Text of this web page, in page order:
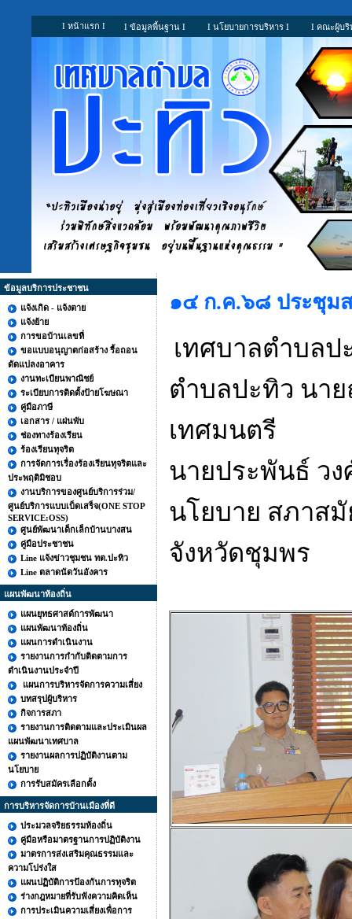
I หน้าแรก I I ข้อมูลพื้นฐาน I I นโยบายการบริหาร I I คณะผู้บริ
ข้อมูลบริการประชาชน
แจ้งเกิด - แจ้งตาย
แจ้งย้าย
การขอบ้านเลขที่
ขอแบบอนุญาตก่อสร้าง รื้อถอน
ดัดแปลงอาคาร
งานทะเบียนพาณิชย์
ระเบียบการติดตั้งป้ายโฆษณา
คู่มือภาษี
เอกสาร / แผ่นพับ
ช่องทางร้องเรียน
ร้องเรียนทุจริต
การจัดการเรื่องร้องเรียนทุจริตและ
ประพฤติมิชอบ
งานบริการของศูนย์บริการร่วม/
ศูนย์บริการแบบเบ็ดเสร็จ(ONE STOP
SERVICE:OSS)
ศูนย์พัฒนาเด็กเล็กบ้านบางสน
คู่มือประชาชน
Line แจ้งข่าวชุมชน ทต.ปะทิว
Line ตลาดนัดวันอังคาร
แผนพัฒนาท้องถิ่น
แผนยุทธศาสต์การพัฒนา
แผนพัฒนาท้องถิ่น
แผนการดำเนินงาน
รายงานการกำกับติดตามการ
ดำเนินงานประจำปี
แผนการบริหารจัดการความเสี่ยง
บทสรุปผู้บริหาร
กิจการสภา
รายงานการติดตามและประเมินผล
แผนพัฒนาเทศบาล
รายงานผลการปฏิบัติงานตาม
นโยบาย
การรับสมัครเลือกตั้ง
การบริหารจัดการบ้านเมืองที่ดี
ประมวลจริยธรรมท้องถิ่น
คู่มือหรือมาตรฐานการปฏิบัติงาน
มาตรการส่งเสริมคุณธรรมและ
ความโปร่งใส
แผนปฏิบัติการป้องกันการทุจริต
ร่างกฎหมายที่รับฟังความคิดเห็น
การประเมินความเสี่ยงเพื่อการ
๑๔ ก.ค.๖๘ ประชุม
เทศบาลตำบล
ตำบลปะทิว นา
เทศมนตรี
นายประพันธ์ ว
นโยบาย สภาส
จังหวัดชุมพร